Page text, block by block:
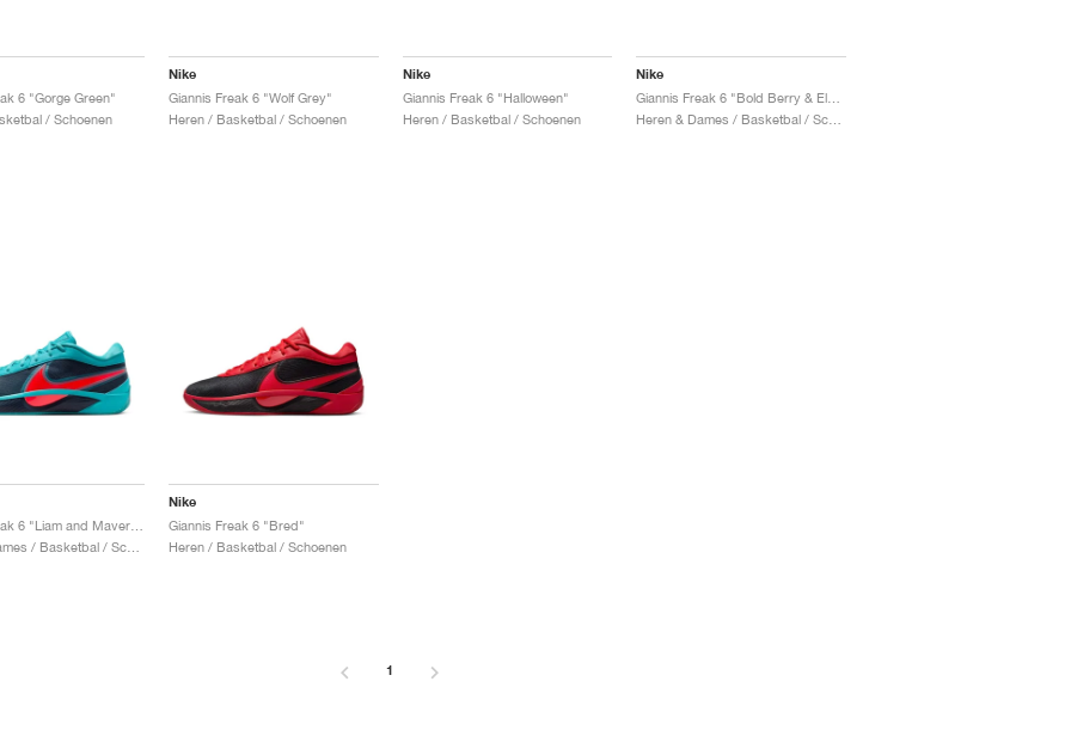
6 "Gorge Green"
/ Schoenen
Nike
Giannis Freak 6 "Wolf Grey"
Heren / Basketbal / Schoenen
Nike
Giannis Freak 6 "Halloween"
Heren / Basketbal / Schoenen
Nike
Nike
Giannis Freak 6 "Bred"
Heren / Basketbal / Schoenen
1